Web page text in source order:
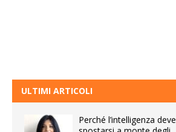
ULTIMI ARTICOLI
Perché l’intelligenza deve